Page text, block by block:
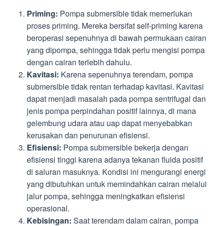
Priming: Pompa submersible tidak memerlukan
proses priming. Mereka bersifat self-priming karena
beroperasi sepenuhnya di bawah permukaan cairan
yang dipompa, sehingga tidak perlu mengisi pompa
dengan cairan terlebih dahulu.
Kavitasi: Karena sepenuhnya terendam, pompa
submersible tidak rentan terhadap kavitasi. Kavitasi
dapat menjadi masalah pada pompa sentrifugal dan
jenis pompa perpindahan positif lainnya, di mana
gelembung udara atau uap dapat menyebabkan
kerusakan dan penurunan efisiensi.
Efisiensi: Pompa submersible bekerja dengan
efisiensi tinggi karena adanya tekanan fluida positif
di saluran masuknya. Kondisi ini mengurangi energi
yang dibutuhkan untuk memindahkan cairan melalui
jalur pompa, sehingga meningkatkan efisiensi
operasional.
Kebisingan: Saat terendam dalam cairan, pompa